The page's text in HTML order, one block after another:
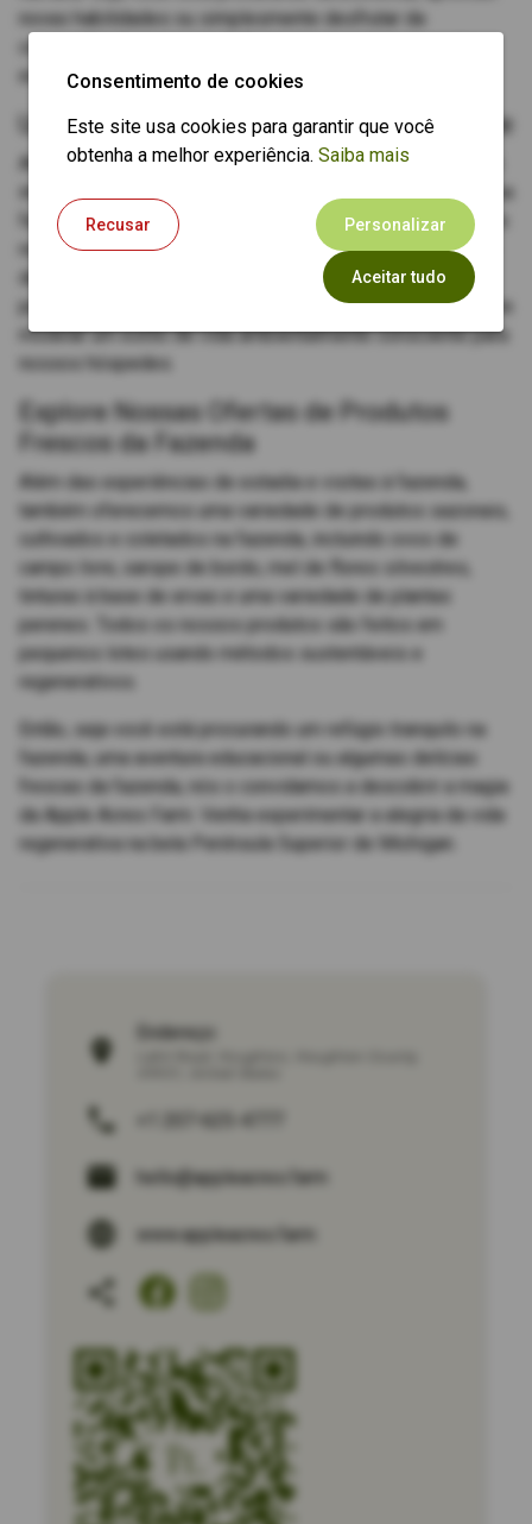
novas habilidades ou simplesmente desfrutar da
companhia dos animais da fazenda, convidamos você a
experimentar a magia da Apple Acres Farm.
Um Compromisso com a Sustentabilidade
Além de nossas práticas agrícolas regenerativas, também
integramos inúmeros recursos ecológicos em toda a nossa
fazenda para reduzir o uso de energia e água, minimizar os
resíduos e promover a sustentabilidade. Desde produtos
de limpeza livres de produtos químicos até toalhas de
pano e banheiros com compostagem, nos esforçamos para
modelar um estilo de vida ambientalmente consciente para
nossos hóspedes.
Explore Nossas Ofertas de Produtos
Frescos da Fazenda
Além das experiências de estadia e visitas à fazenda,
também oferecemos uma variedade de produtos sazonais,
cultivados e coletados na fazenda, incluindo ovos de
campo livre, xarope de bordo, mel de flores silvestres,
tinturas à base de ervas e uma variedade de plantas
perenes. Todos os nossos produtos são feitos em
pequenos lotes usando métodos sustentáveis e
regenerativos.
Então, seja você está procurando um refúgio tranquilo na
fazenda, uma aventura educacional ou algumas delícias
frescas da fazenda, nós o convidamos a descobrir a magia
da Apple Acres Farm. Venha experimentar a alegria da vida
regenerativa na bela Península Superior de Michigan.
Endereço:
hello@appleacres.farm
www.appleacres.farm
Consentimento de cookies
Este site usa cookies para garantir que você
obtenha a melhor experiência. Saiba mais
Recusar Personalizar
Aceitar tudo